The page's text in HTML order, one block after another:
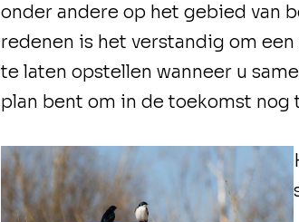
onder andere op het gebied van
redenen is het verstandig om
te laten opstellen wanneer u
plan bent om in de toekomst nog